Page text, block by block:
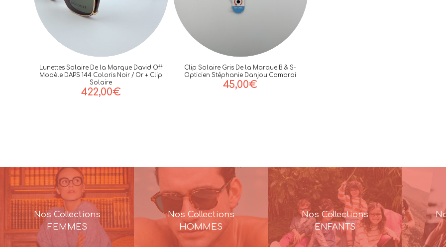
Lunettes Solaire De la Marque David Off
Modèle DAPS 144 Coloris Noir / Or + Clip
Solaire
422,00€
Clip Solaire Gris De la Marque B & S-
Opticien Stéphanie Danjou Cambrai
45,00€
Nos Collections
FEMMES
Nos Collections
HOMMES
Nos Collections
ENFANTS